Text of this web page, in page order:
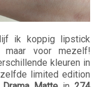
ik koppig lipstick
maar voor mezelf!
kleuren in
limited edition